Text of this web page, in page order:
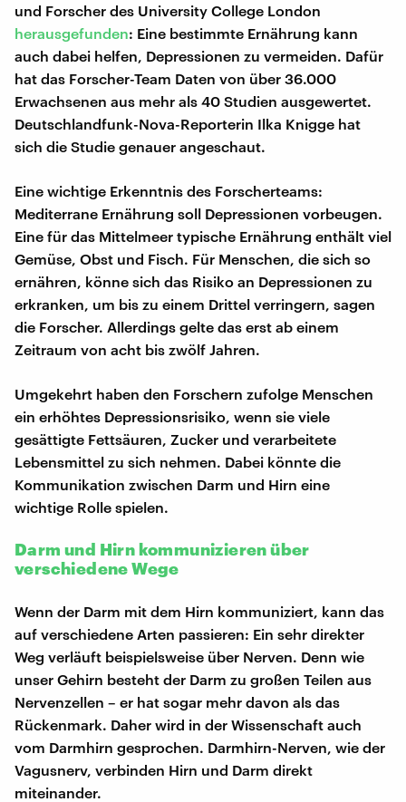
und Forscher des University College London
herausgefunden: Eine bestimmte Ernährung kann
auch dabei helfen, Depressionen zu vermeiden. Dafür
hat das Forscher-Team Daten von über 36.000
Erwachsenen aus mehr als 40 Studien ausgewertet.
Deutschlandfunk-Nova-Reporterin Ilka Knigge hat
sich die Studie genauer angeschaut.
Eine wichtige Erkenntnis des Forscherteams:
Mediterrane Ernährung soll Depressionen vorbeugen.
Eine für das Mittelmeer typische Ernährung enthält viel
Gemüse, Obst und Fisch. Für Menschen, die sich so
ernähren, könne sich das Risiko an Depressionen zu
erkranken, um bis zu einem Drittel verringern, sagen
die Forscher. Allerdings gelte das erst ab einem
Zeitraum von acht bis zwölf Jahren.
Umgekehrt haben den Forschern zufolge Menschen
ein erhöhtes Depressionsrisiko, wenn sie viele
gesättigte Fettsäuren, Zucker und verarbeitete
Lebensmittel zu sich nehmen. Dabei könnte die
Kommunikation zwischen Darm und Hirn eine
wichtige Rolle spielen.
Darm und Hirn kommunizieren über
verschiedene Wege
Wenn der Darm mit dem Hirn kommuniziert, kann das
auf verschiedene Arten passieren: Ein sehr direkter
Weg verläuft beispielsweise über Nerven. Denn wie
unser Gehirn besteht der Darm zu großen Teilen aus
Nervenzellen – er hat sogar mehr davon als das
Rückenmark. Daher wird in der Wissenschaft auch
vom Darmhirn gesprochen. Darmhirn-Nerven, wie der
Vagusnerv, verbinden Hirn und Darm direkt
miteinander.